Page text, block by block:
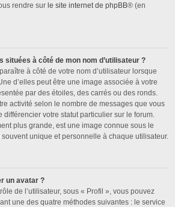
rendre sur le site internet de phpBB® (en
situées à côté de mon nom d’utilisateur ?
à côté de votre nom d’utilisateur lorsque
d’elles peut être une image associée à votre
par des étoiles, des carrés ou des ronds.
activité selon le nombre de messages que vous
votre statut particulier sur le forum.
plus grande, est une image connue sous le
souvent unique et personnelle à chaque utilisateur.
un avatar ?
de l’utilisateur, sous « Profil », vous pouvez
une des quatre méthodes suivantes : le service